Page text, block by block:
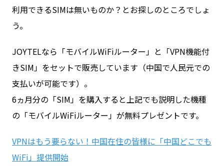
利用できるSIMは無いものか？とお探しのところでしょ
う。
JOYTELなら「モバイルWiFiルーター」と「VPN機能付
きSIM」をセットで販売しています（中国で人民元での
支払いが可能です）。
6ヵ月分の「SIM」を購入すると上記でも説明した機種
の「モバイルWiFiルーター」が無料プレゼントです。
VPNはもう要らない！中国在住の皆様に「中国どこでも
WiFi」提供開始